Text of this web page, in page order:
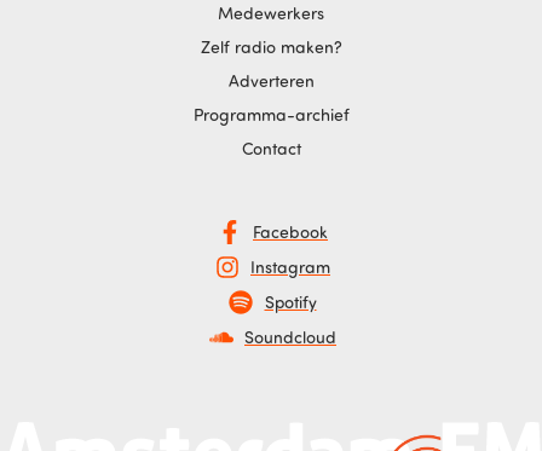
Medewerkers
Zelf radio maken?
Adverteren
Programma-archief
Contact
Facebook
Instagram
Spotify
Soundcloud